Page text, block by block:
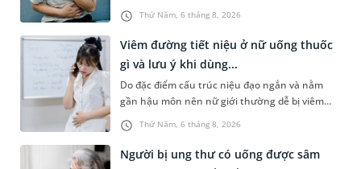
Thứ Năm, 6 tháng 8, 2026
khác. Dựa theo nguyên nhân cụ thể, bác sĩ sẽ
cân nhắc chỉ định phương pháp điều trị, loại
thuốc giảm đau phù hợp. Nếu chưa biết người
bị đau dạ dày uống thuốc gì, bạn đọc có thể
tham khảo thông tin trong bài viết sau.
Thứ Năm, 6 tháng 8, 2026
Viêm đường tiết niệu ở nữ uống thuốc
gì và lưu ý khi dùng...
Do đặc điểm cấu trúc niệu đạo ngắn và nằm
gần hậu môn nên nữ giới thường dễ bị viêm
đường tiết niệu hơn nam giới. Tùy theo nguyên
nhân, mức độ nhiễm trùng và tình trạng sức
khỏe của người bệnh, bác sĩ sẽ chỉ định các loại
thuốc phù hợp để kiểm soát bệnh hiệu quả.
Người bị ung thư có uống được sâm